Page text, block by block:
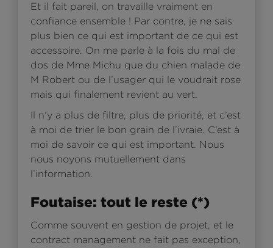
Et il fait pareil, on travaille vraiment en
confiance ensemble ! Par contre, je ne sais
plus bien ce qui est important de ce qui est
accessoire. On me parle à la fois du mal de
dos de Mme Michu que du chien malade de
M Robert ou de l’usager qui le voudrait rose
mais qui finalement revient au vert.
Il n’y a plus de filtre, plus de priorité, et c’est
à moi de trier le bon grain de l’ivraie. C’est à
moi de savoir ce qui est important. Nous
nous noyons mutuellement dans
l’information.
Foutaise: tout le reste (*)
Comme souvent en gestion de projet, et le
contract management ne fait pas exception,